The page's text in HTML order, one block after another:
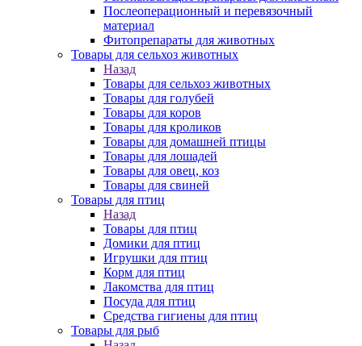
Послеоперационный и перевязочный
материал
Фитопрепараты для животных
Товары для сельхоз животных
Назад
Товары для сельхоз животных
Товары для голубей
Товары для коров
Товары для кроликов
Товары для домашней птицы
Товары для лошадей
Товары для овец, коз
Товары для свиней
Товары для птиц
Назад
Товары для птиц
Домики для птиц
Игрушки для птиц
Корм для птиц
Лакомства для птиц
Посуда для птиц
Средства гигиены для птиц
Товары для рыб